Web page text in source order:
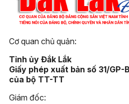
Cơ quan chủ quản:
Tỉnh ủy Đắk Lắk
Giấy phép xuất bản số 31/
của bộ TT-TT
Giám đốc: